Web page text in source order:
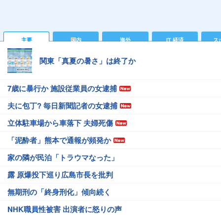
主要 国内 海外 IT 経済 ス
関東「真夏の暑さ」は終了か
7歳に暴行か 施設従業員の女逮捕
夫に包丁? 毎日新聞記者の女逮捕
立体駐車場から車落下 夫婦死傷
「泥酔者」熊本で通報が頻発か
家の隣が民泊「トラウマなった」
露 原爆投下巡り広島市長を批判
無期刑の「終身刑化」傾向続く
NHK職員性被害 出演者に怒りの声